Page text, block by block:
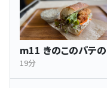
m11 きのこのパテ
19分